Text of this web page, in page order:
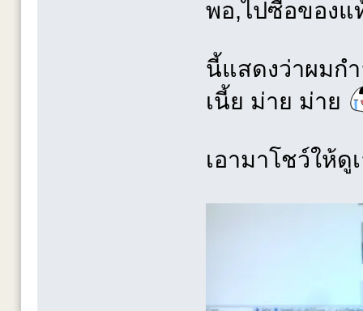
พอ,ไปซื้อของแ
นี้แสดงว่าผมก
เนี้ย ม่าย ม่าย
เอามาโชว์ให้ดู